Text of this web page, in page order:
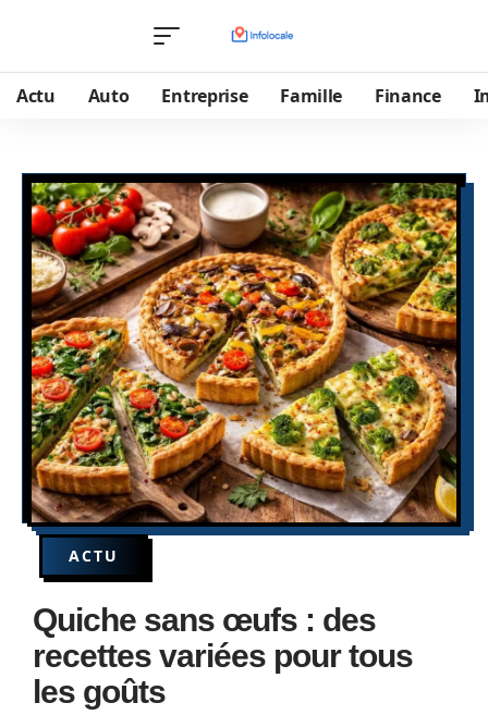
Actu Auto Entreprise Famille Finance
ACTU
Quiche sans œufs : des
recettes variées pour tous
les goûts